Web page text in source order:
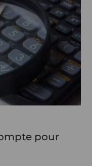
pour